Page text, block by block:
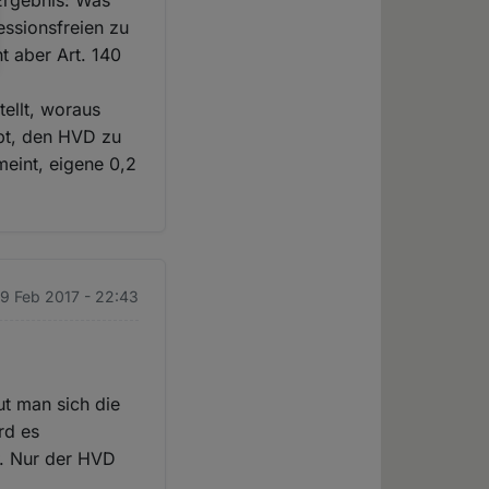
zu
aber Art. 140
woraus
den HVD zu
eigene 0,2
Feb 2017 - 22:43
man sich die
es
Nur der HVD